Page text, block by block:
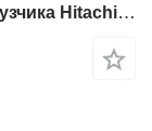
Гидронасос для фронтального погрузчика Hitachi ZW180